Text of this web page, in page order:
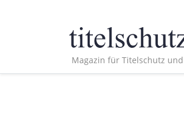
Magazin für Titelschutz